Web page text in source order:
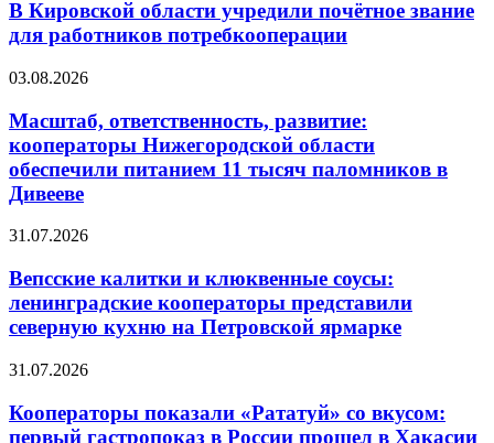
В Кировской области учредили почётное звание
для работников потребкооперации
03.08.2026
Масштаб, ответственность, развитие:
кооператоры Нижегородской области
обеспечили питанием 11 тысяч паломников в
Дивееве
31.07.2026
Вепсские калитки и клюквенные соусы:
ленинградские кооператоры представили
северную кухню на Петровской ярмарке
31.07.2026
Кооператоры показали «Рататуй» со вкусом:
первый гастропоказ в России прошел в Хакасии